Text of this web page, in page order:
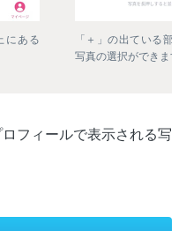
にある
「＋」の出ている部
写真の選択ができます
フィールで表示される写